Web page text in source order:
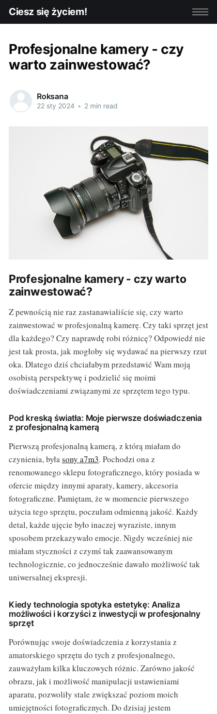
Ciesz się życiem!
Profesjonalne kamery - czy
warto zainwestować?
Roksana
22 sty 2024 • 2 min read
Profesjonalne kamery - czy warto
zainwestować?
Z pewnością nie raz zastanawialiście się, czy warto
zainwestować w profesjonalną kamerę. Czy taki sprzęt jest
dla każdego? Czy naprawdę robi różnicę? Odpowiedź nie
jest tak prosta, jak mogłoby się wydawać na pierwszy rzut
oka. Dlatego dziś chciałabym przedstawić Wam moją
osobistą perspektywę i podzielić się moimi
doświadczeniami związanymi ze sprzętem tego typu.
Pod kreską światła: Moje pierwsze doświadczenia
z profesjonalną kamerą
Pierwszą profesjonalną kamerą, z którą miałam do
czynienia, byłasony a7m3. Pochodzi ona z
renomowanego sklepu fotograficznego, który posiada w
ofercie między innymi aparaty, kamery, akcesoria
fotograficzne. Pamiętam, że w momencie pierwszego
użycia tego sprzętu, poczułam odmienną jakość. Każdy
detal, każde ujęcie było inaczej wyraziste, innym
sposobem przekazywało emocje. Nigdy wcześniej nie
miałam styczności z czymś tak zaawansowanym
technologicznie, co jednocześnie dawało możliwość tak
uniwersalnej ekspresji.
Kiedy technologia spotyka estetykę: Analiza
możliwości i korzyści z inwestycji w profesjonalny
sprzęt
Porównując swoje doświadczenia z korzystania z
amatorskiego sprzętu do tych z profesjonalnego,
zauważyłam kilka kluczowych różnic. Zarówno jakość
obrazu, jak i możliwość manipulacji ustawieniami
aparatu, pozwoliły stale zwiększać poziom moich
umiejętności fotograficznych. Do dzisiaj jestem